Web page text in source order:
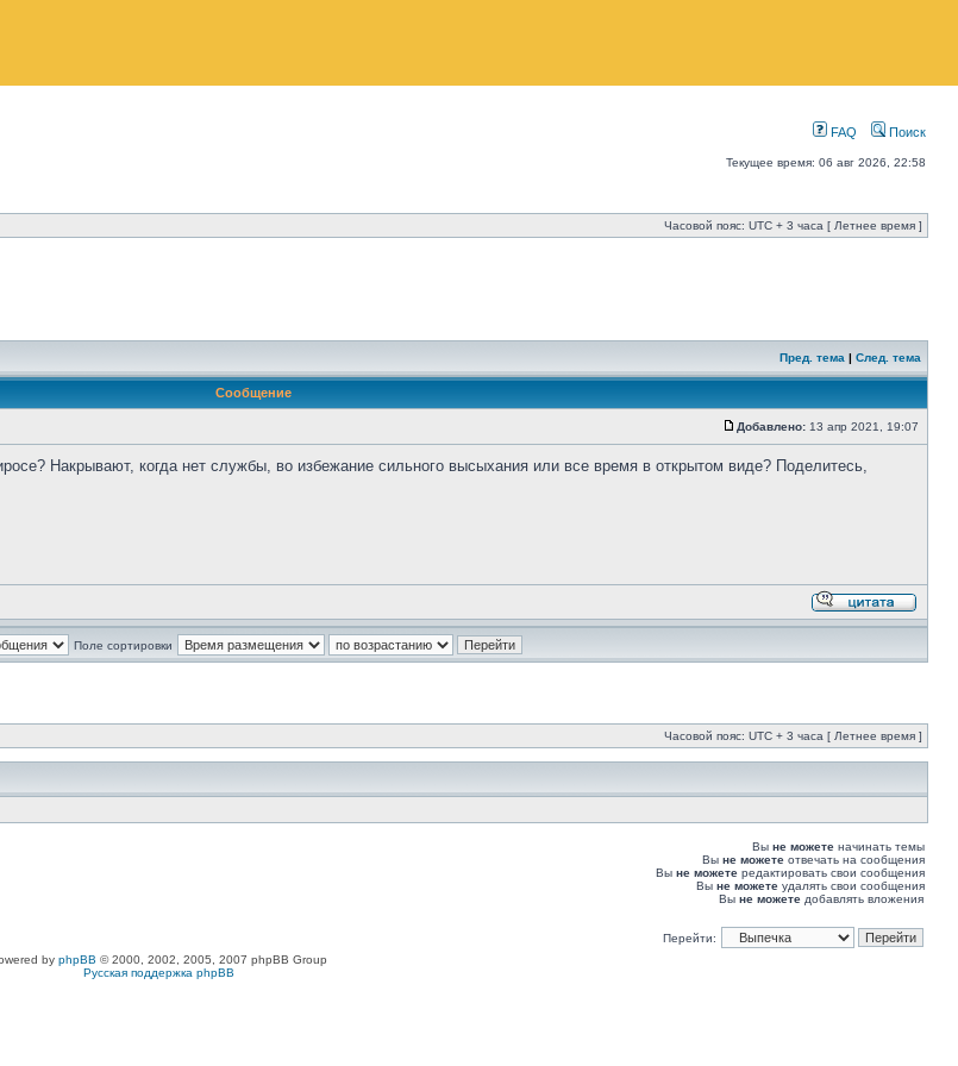
FAQ Поиск
Текущее время: 06 авг 2026, 22:58
Часовой пояс: UTC + 3 часа [ Летнее время ]
Пред. тема | След. тема
Сообщение
Добавлено: 13 апр 2021, 19:07
Накрывают, когда нет службы, во избежание сильного высыхания или все время в открытом виде? Поделитесь,
Поле сортировки
Часовой пояс: UTC + 3 часа [ Летнее время ]
Вы не можете начинать темы
Вы не можете отвечать на сообщения
Вы не можете редактировать свои сообщения
Вы не можете удалять свои сообщения
Вы не можете добавлять вложения
Перейти:
by phpBB © 2000, 2002, 2005, 2007 phpBB Group
Русская поддержка phpBB